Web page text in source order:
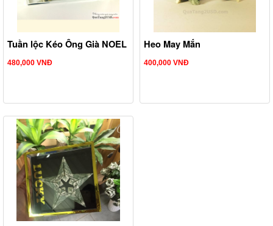
Tuần lộc Kéo Ông Già NOEL
480,000 VNĐ
Heo May Mắn
400,000 VNĐ